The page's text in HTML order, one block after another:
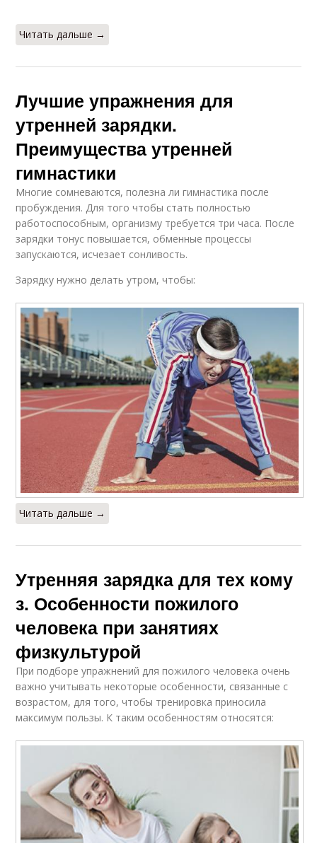
Читать дальше →
Лучшие упражнения для
утренней зарядки.
Преимущества утренней
гимнастики
Многие сомневаются, полезна ли гимнастика после
пробуждения. Для того чтобы стать полностью
работоспособным, организму требуется три часа. После
зарядки тонус повышается, обменные процессы
запускаются, исчезает сонливость.
Зарядку нужно делать утром, чтобы:
Читать дальше →
Утренняя зарядка для тех кому
з. Особенности пожилого
человека при занятиях
физкультурой
При подборе упражнений для пожилого человека очень
важно учитывать некоторые особенности, связанные с
возрастом, для того, чтобы тренировка приносила
максимум пользы. К таким особенностям относятся: